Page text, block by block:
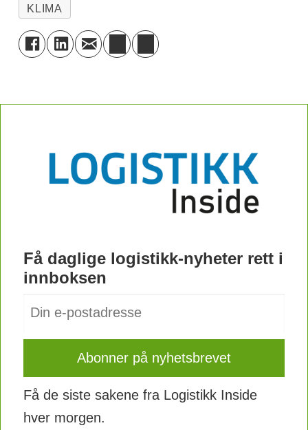
KLIMA
Få daglige logistikk-nyheter rett i
innboksen
Få de siste sakene fra Logistikk Inside
hver morgen.